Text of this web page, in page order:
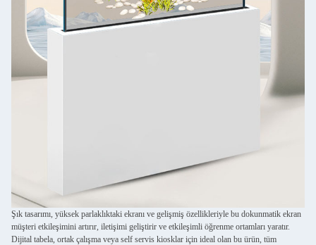
Şık tasarımı, yüksek parlaklıktaki ekranı ve gelişmiş özellikleriyle bu dokunmatik ekran
müşteri etkileşimini artırır, iletişimi geliştirir ve etkileşimli öğrenme ortamları yaratır.
Dijital tabela, ortak çalışma veya self servis kiosklar için ideal olan bu ürün, tüm